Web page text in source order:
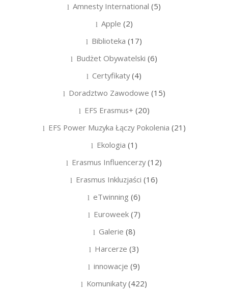
Amnesty International (5)
Apple (2)
Biblioteka (17)
Budżet Obywatelski (6)
Certyfikaty(4)
Doradztwo Zawodowe (15)
EFS Erasmus+ (20)
EFS Power Muzyka Łączy Pokolenia (21)
Ekologia (1)
Erasmus Influencerzy(12)
Erasmus Inkluzjaści (16)
eTwinning (6)
Euroweek(7)
Galerie (8)
Harcerze (3)
innowacje (9)
Komunikaty(422)